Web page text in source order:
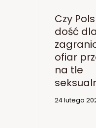
Czy
dość dla
ofiar
na tle
24 lutego